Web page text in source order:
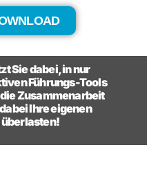
Sie dabei, in nur
Führungs-Tools
Zusammenarbeit
Ihre eigenen
überlasten!